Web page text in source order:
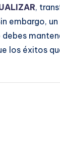
,
embargo,
los éxitos